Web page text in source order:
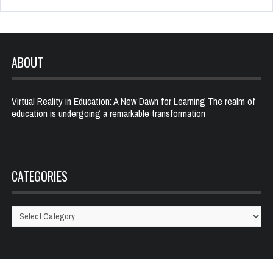
ABOUT
Virtual Reality in Education: A New Dawn for Learning The realm of
education is undergoing a remarkable transformation
CATEGORIES
Categories